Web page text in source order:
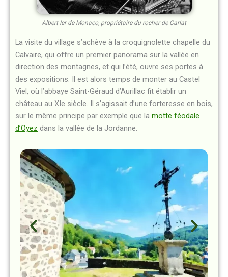
Albert Ier de Monaco, propriétaire du rocher de Carlat
La visite du village s’achève à la croquignolette chapelle du
Calvaire, qui offre un premier panorama sur la vallée en
direction des montagnes, et qui l’été, ouvre ses portes à
des expositions. Il est alors temps de monter au Castel
Viel, où l’abbaye Saint-Géraud d’Aurillac fit établir un
château au XIe siècle. Il s’agissait d’une forteresse en bois,
sur le même principe par exemple que la motte féodale
d’Oyez dans la vallée de la Jordanne.